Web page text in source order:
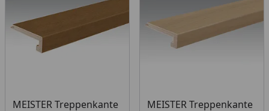
MEISTER Treppenkante
MEISTER Treppenkante